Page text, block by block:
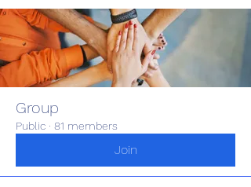
Group
Public · 81 members
Join